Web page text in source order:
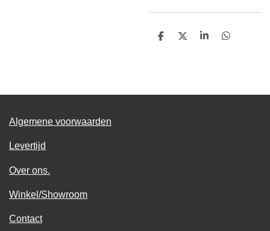
D
D
S
D
Algemene voorwaarden
Levertijd
Over ons.
Winkel/Showroom
Contact